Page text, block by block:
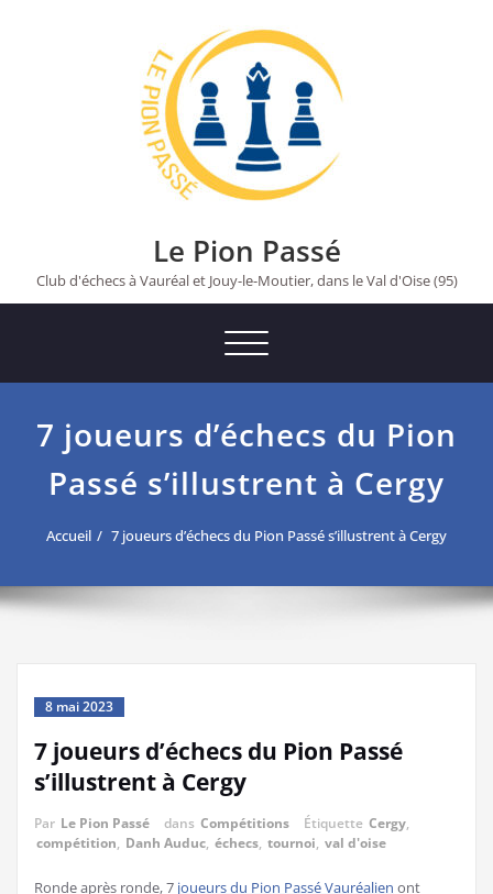
Le Pion Passé
Club d'échecs à Vauréal et Jouy-le-Moutier, dans le Val d'Oise (95)
Toggle
7 joueurs d’échecs du Pion
Passé s’illustrent à Cergy
Accueil 7 joueurs d’échecs du Pion Passé s’illustrent à Cergy
8 mai 2023
7 joueurs d’échecs du Pion Passé
s’illustrent à Cergy
Par Le Pion Passé dans Compétitions Étiquette Cergy,
compétition, Danh Auduc, échecs, tournoi, val d'oise
Ronde après ronde, 7 joueurs du Pion Passé Vauréalien ont